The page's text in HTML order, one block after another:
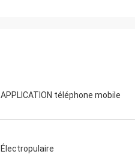
APPLICATION téléphone mobile
Électropulaire